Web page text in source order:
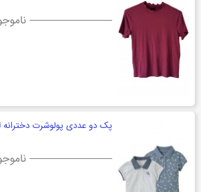
پک دو عددی پولوشرت دخترانه